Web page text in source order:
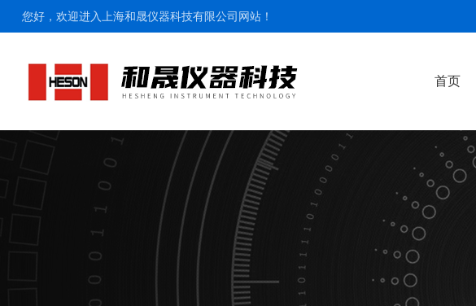
您好，欢迎进入上海和晟仪器科技有限公司网站！
首页